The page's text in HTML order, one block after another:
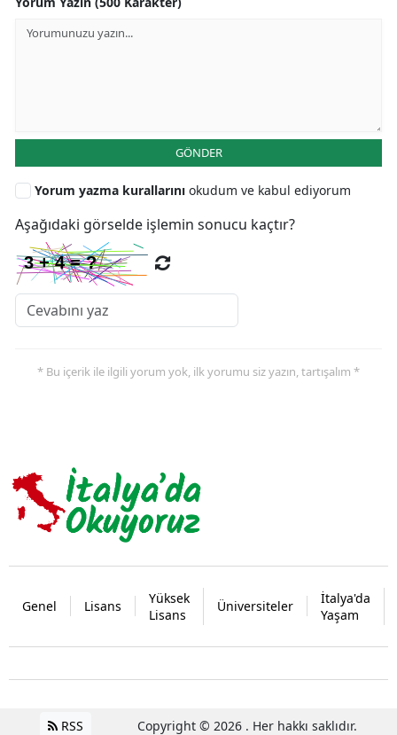
GÖNDER
Yorum yazma kurallarını okudum ve kabul ediyorum
Aşağıdaki görselde işlemin sonucu kaçtır?
* Bu içerik ile ilgili yorum yok, ilk yorumu siz yazın, tartışalım *
Genel Lisans
Yüksek
Lisans
Üniversiteler
İtalya'da
Yaşam
RSS Copyright © 2026 . Her hakkı saklıdır.